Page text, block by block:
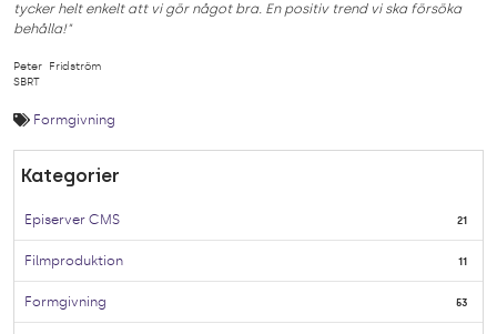
tycker helt enkelt att vi gör något bra. En positiv trend vi ska försöka
behålla!"
Peter Fridström
SBRT
Formgivning
Kategorier
Episerver CMS 21
Filmproduktion 11
Formgivning 53